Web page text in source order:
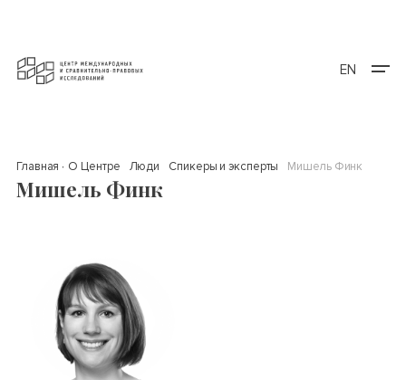
EN
Главная О Центре Люди Спикеры и эксперты Мишель Финк
Мишель Финк